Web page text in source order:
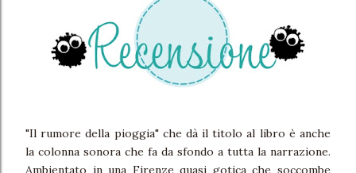
"Il rumore della pioggia" che dà il titolo al libro è anche
la colonna sonora che fa da sfondo a tutta la narrazione.
Ambientato in una Firenze quasi gotica che soccombe